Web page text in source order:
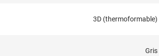
, comme sur des rétroviseurs ou
pour plus d’information !
3D (thermoformable)
Gris